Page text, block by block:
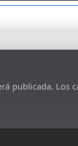
publicada. Los